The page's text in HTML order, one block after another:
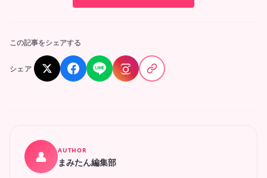
この記事をシェアする
シェア
👤 AUTHOR
まみたん編集部